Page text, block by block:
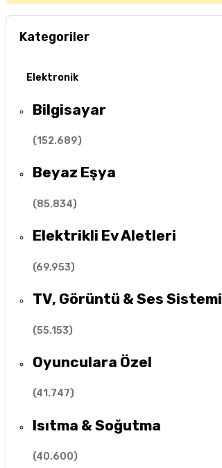
Kategoriler
Elektronik
Bilgisayar
(152.689)
Beyaz Eşya
(85.834)
Elektrikli Ev Aletleri
(69.953)
TV, Görüntü & Ses Sistemi
(55.153)
Oyunculara Özel
(41.747)
Isıtma & Soğutma
(40.600)